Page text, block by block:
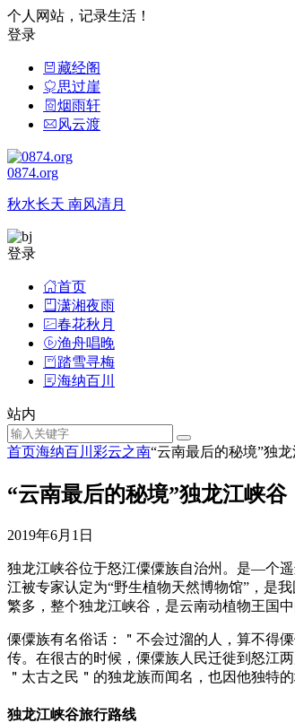
个人网站，记录生活！
登录
藏经阁
思过崖
烟雨轩
风云渡
0874.org
秋水长天 南风清月
登录
首页
潇湘夜雨
春花秋月
渔舟唱晚
踏雪寻梅
海纳百川
站内
首页海纳百川 彩云之南“云南最后的秘境”独
“云南最后的秘境”独龙江峡谷
2019年6月1日
独龙江峡谷位于怒江僳僳族自治州。是—个
江被专家认定为“野生植物天然博物馆”，是
繁多，整个独龙江峡谷，是云南动植物王国
傈僳族有名俗话：＂不会过溜的人，算不得
传。在很古的时候，傈僳族人民迁徙到怒江
＂太古之民＂的独龙族而闻名，也因他独特
独龙江峡谷旅行路线